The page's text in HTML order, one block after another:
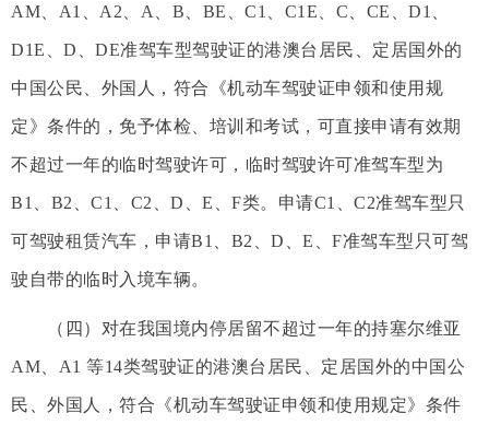
AM、A1、A2、A、B、BE、C1、C1E、C、CE、D1、
D1E、D、DE准驾车型驾驶证的港澳台居民、定居国外的
中国公民、外国人，符合《机动车驾驶证申领和使用规
定》条件的，免予体检、培训和考试，可直接申请有效期
不超过一年的临时驾驶许可，临时驾驶许可准驾车型为
B1、B2、C1、C2、D、E、F类。申请C1、C2准驾车型只
可驾驶租赁汽车，申请B1、B2、D、E、F准驾车型只可驾
驶自带的临时入境车辆。
（四）对在我国境内停居留不超过一年的持塞尔维亚
AM、A1 等14类驾驶证的港澳台居民、定居国外的中国公
民、外国人，符合《机动车驾驶证申领和使用规定》条件